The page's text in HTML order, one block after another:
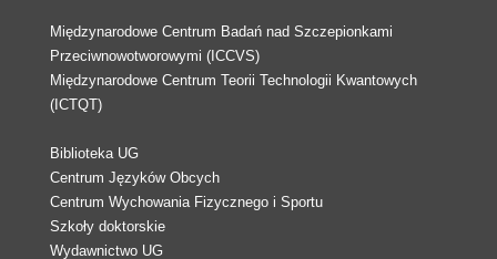
Międzynarodowe Centrum Badań nad Szczepionkami
Przeciwnowotworowymi (ICCVS)
Międzynarodowe Centrum Teorii Technologii Kwantowych
(ICTQT)
Biblioteka UG
Centrum Języków Obcych
Centrum Wychowania Fizycznego i Sportu
Szkoły doktorskie
Wydawnictwo UG